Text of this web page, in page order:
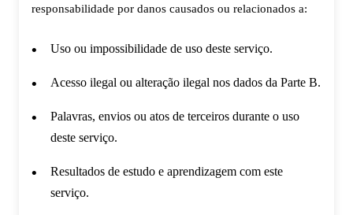
responsabilidade por danos causados ou relacionados a:
Uso ou impossibilidade de uso deste serviço.
Acesso ilegal ou alteração ilegal nos dados da Parte B.
Palavras, envios ou atos de terceiros durante o uso
deste serviço.
Resultados de estudo e aprendizagem com este
serviço.